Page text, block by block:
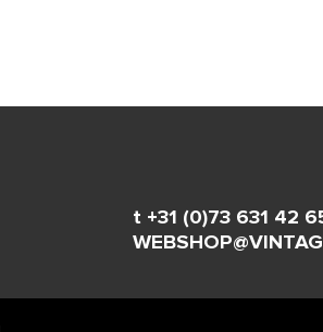
t +31 (0)73 631 42